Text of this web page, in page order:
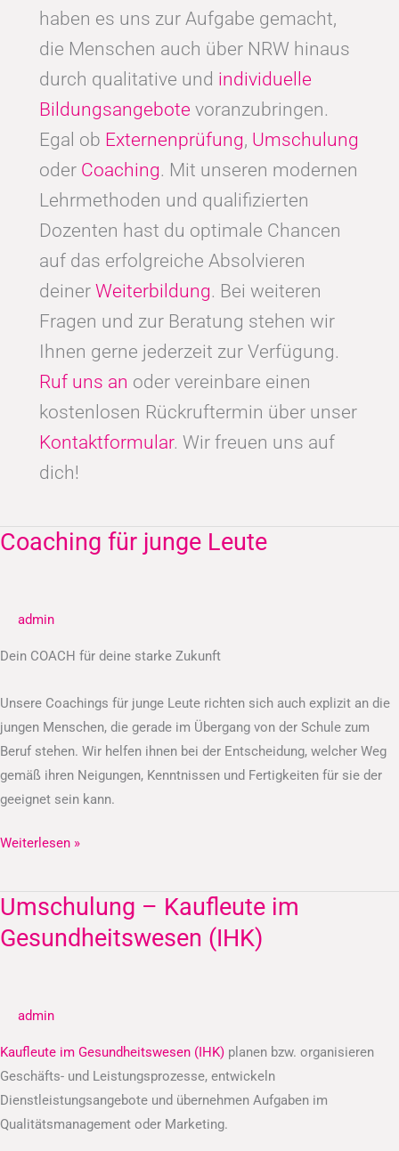
haben es uns zur Aufgabe gemacht,
die Menschen auch über NRW hinaus
durch qualitative und individuelle
Bildungsangebote voranzubringen.
Egal ob Externenprüfung, Umschulung
oder Coaching. Mit unseren modernen
Lehrmethoden und qualifizierten
Dozenten hast du optimale Chancen
auf das erfolgreiche Absolvieren
deiner Weiterbildung. Bei weiteren
Fragen und zur Beratung stehen wir
Ihnen gerne jederzeit zur Verfügung.
Ruf uns an oder vereinbare einen
kostenlosen Rückruftermin über unser
Kontaktformular. Wir freuen uns auf
dich!
Coaching für junge Leute
admin
Dein COACH für deine starke Zukunft
Unsere Coachings für junge Leute richten sich auch explizit an die
jungen Menschen, die gerade im Übergang von der Schule zum
Beruf stehen. Wir helfen ihnen bei der Entscheidung, welcher Weg
gemäß ihren Neigungen, Kenntnissen und Fertigkeiten für sie der
geeignet sein kann.
Coaching
Leute
Weiterlesen »
Umschulung – Kaufleute im
Gesundheitswesen (IHK)
admin
Kaufleute im Gesundheitswesen (IHK) planen bzw. organisieren
Geschäfts- und Leistungsprozesse, entwickeln
Dienstleistungsangebote und übernehmen Aufgaben im
Qualitätsmanagement oder Marketing.
Umschulung
–
Kaufleute
(IHK)